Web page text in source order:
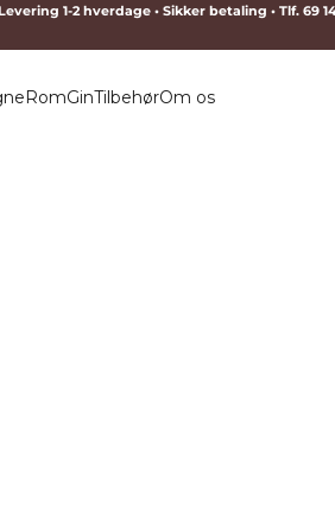
1-2 hverdage • Sikker betaling • Tlf. 69
RomGinTilbehørOm os